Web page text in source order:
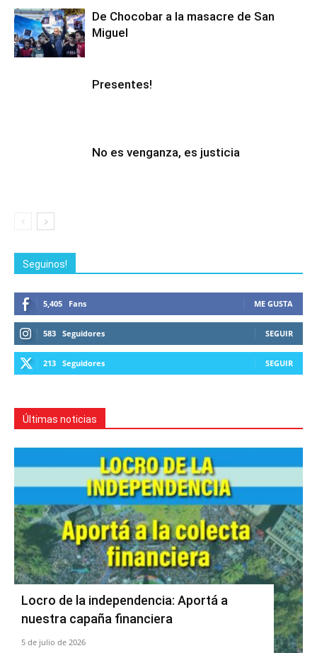
De Chocobar a la masacre de San
Miguel
Presentes!
No es venganza, es justicia
Seguinos!
5,405 Fans ME GUSTA
583 Seguidores SEGUIR
213 Seguidores SEGUIR
Últimas noticias
Locro de la independencia: Aportá a
nuestra capaña financiera
5 de julio de 2026